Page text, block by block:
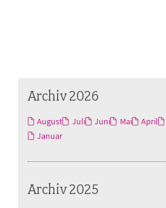
Archiv 2026
August Juli Juni Mai April
Januar
Archiv 2025